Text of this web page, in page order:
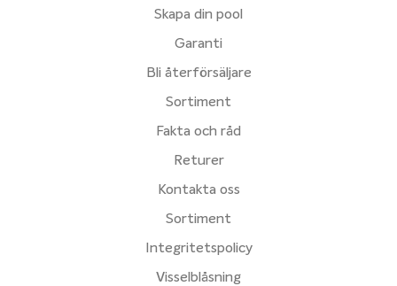
Skapa din pool
Garanti
Bli återförsäljare
Sortiment
Fakta och råd
Returer
Kontakta oss
Sortiment
Integritetspolicy
Visselblåsning